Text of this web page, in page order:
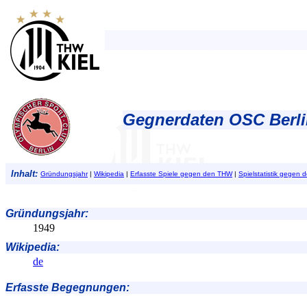
Gegnerdaten OSC
Inhalt: Gründungsjahr| Wikipedia | Erfasste Spiele gegen den THW| Spielstatistik gegen
Gründungsjahr:
1949
Wikipedia:
de
Erfasste Begegnungen: